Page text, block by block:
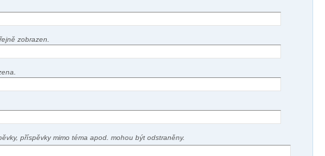
zobrazen.
příspěvky mimo téma apod. mohou být odstraněny.